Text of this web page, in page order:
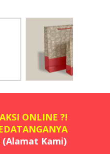
ONLINE ?!
(Alamat Kami)